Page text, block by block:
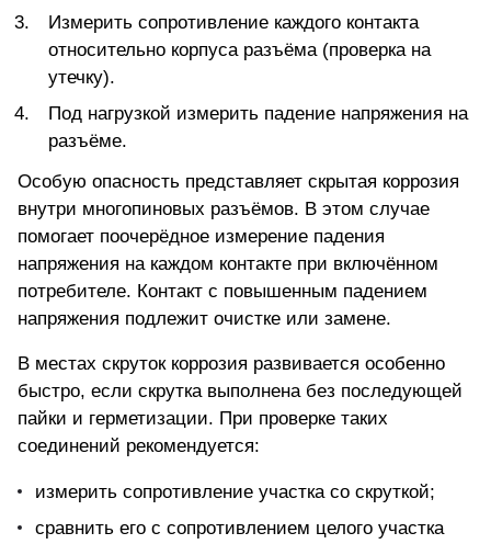
Измерить сопротивление каждого контакта
относительно корпуса разъёма (проверка на
утечку).
Под нагрузкой измерить падение напряжения на
разъёме.
Особую опасность представляет скрытая коррозия
внутри многопиновых разъёмов. В этом случае
помогает поочерёдное измерение падения
напряжения на каждом контакте при включённом
потребителе. Контакт с повышенным падением
напряжения подлежит очистке или замене.
В местах скруток коррозия развивается особенно
быстро, если скрутка выполнена без последующей
пайки и герметизации. При проверке таких
соединений рекомендуется:
измерить сопротивление участка со скруткой;
сравнить его с сопротивлением целого участка